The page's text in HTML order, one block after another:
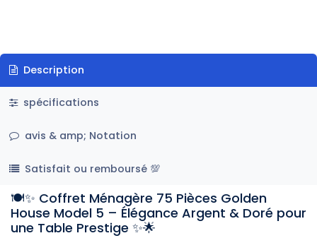
Description
spécifications
avis & amp; Notation
Satisfait ou remboursé 💯
🍽️✨ Coffret Ménagère 75 Pièces Golden
House Model 5 – Élégance Argent & Doré pour
une Table Prestige ✨🌟